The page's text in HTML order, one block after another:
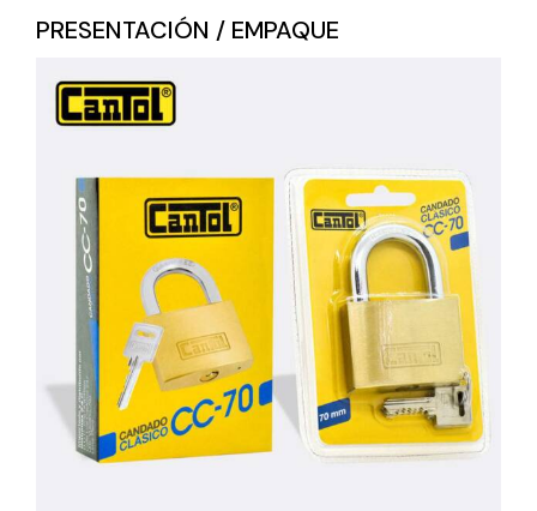
PRESENTACIÓN / EMPAQUE